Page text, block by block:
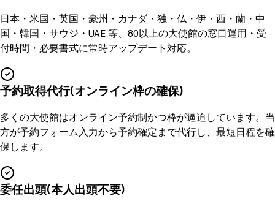
日本・米国・英国・豪州・カナダ・独・仏・伊・西・蘭・中
国・韓国・サウジ・UAE 等、80以上の大使館の窓口運用・受
付時間・必要書式に常時アップデート対応。
予約取得代行(オンライン枠の確保)
多くの大使館はオンライン予約制かつ枠が逼迫しています。当
方が予約フォーム入力から予約確定まで代行し、最短日程を確
保します。
委任出頭(本人出頭不要)